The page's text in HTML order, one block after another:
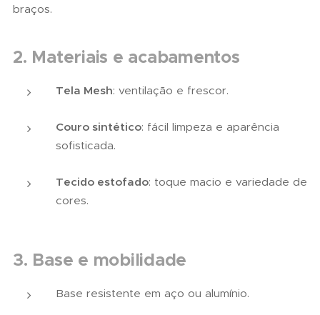
braços.
2. Materiais e acabamentos
Tela Mesh: ventilação e frescor.
Couro sintético: fácil limpeza e aparência
sofisticada.
Tecido estofado: toque macio e variedade de
cores.
3. Base e mobilidade
Base resistente em aço ou alumínio.